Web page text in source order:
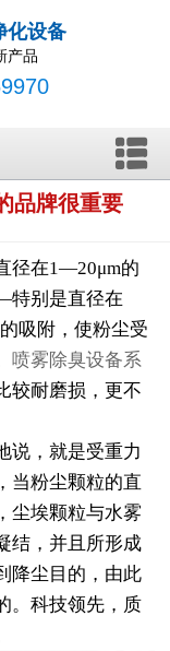
化设备
产品
品牌很重要
径在1—20μm的
特别是直径在
吸附，使粉尘受
喷雾除臭设备系
较耐磨损，更不
说，就是受重力
当粉尘颗粒的直
尘埃颗粒与水雾
结，并且所形成
降尘目的，由此
。科技领先，质